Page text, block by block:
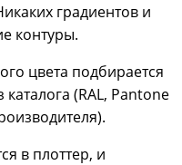
градиентов и
контуры.
цвета подбирается
(RAL, Pantone
в плоттер, и